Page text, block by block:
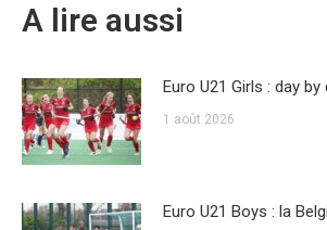
A lire aussi
Euro U21 Girls : day
1 août 2026
Euro U21 Boys : la